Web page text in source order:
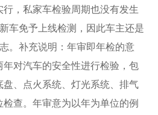
，私家车检验周期也没有发生
车免予上线检测，因此车主还是
。补充说明：年审即年检的意
对汽车的安全性进行检验，包
、点火系统、灯光系统、排气
查。年审意为以年为单位的例